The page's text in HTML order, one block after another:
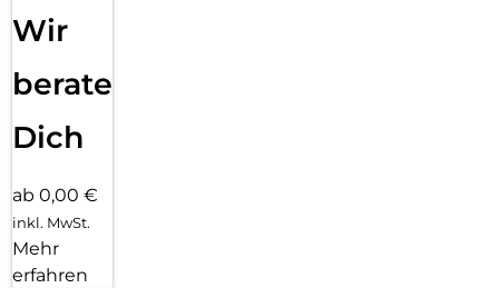
Wir
beraten
Dich
ab 0,00 €
inkl. MwSt.
Mehr
erfahren